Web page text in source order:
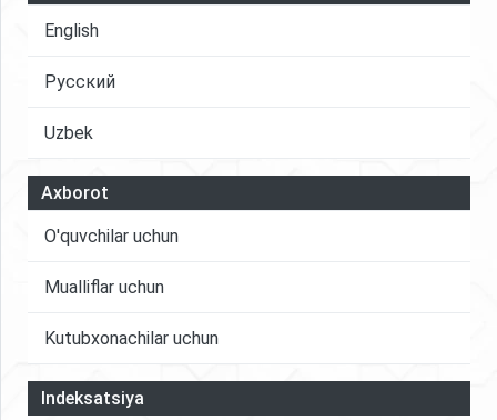
English
Русский
Uzbek
Axborot
O'quvchilar uchun
Mualliflar uchun
Kutubxonachilar uchun
Indeksatsiya